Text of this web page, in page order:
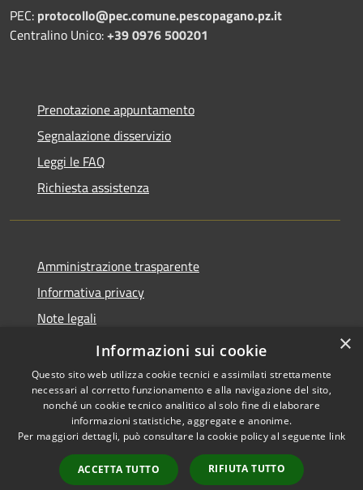
PEC: protocollo@pec.comune.pescopagano.pz.it
Centralino Unico:+39 0976 500201
Prenotazione appuntamento
Segnalazione disservizio
Leggi le FAQ
Richiesta assistenza
Amministrazione trasparente
Informativa privacy
Note legali
Dichiarazione di accessibilità
Accessibilità
Copyright © 2026 • Comune di
Pescopagano • Powered by
Municipium•
Accesso
redazione
×
Informazioni sui cookie
Questo sito web utilizza cookie tecnici e assimilati strettamente
necessari al corretto funzionamento e alla navigazione del sito,
nonché un cookie tecnico analitico al solo fine di elaborare
informazioni statistiche, aggregate e anonime.
Per maggiori dettagli, può consultare la cookie policy al seguente link
ACCETTA TUTTO RIFIUTA TUTTO